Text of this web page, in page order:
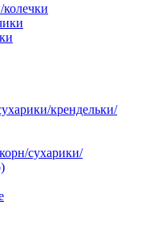
крендельки/
сухарики/